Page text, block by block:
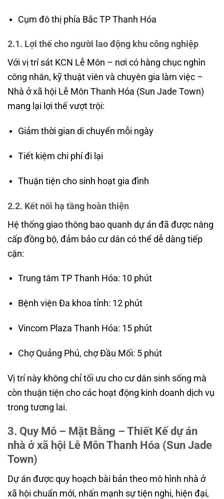
Cụm đô thị phía Bắc TP Thanh Hóa
2.1. Lợi thế cho người lao động khu công nghiệp
Với vị trí sát KCN Lễ Môn – nơi có hàng chục nghìn
công nhân, kỹ thuật viên và chuyên gia làm việc –
Nhà ở xã hội Lễ Môn Thanh Hóa (Sun Jade Town)
mang lại lợi thế vượt trội:
Giảm thời gian di chuyển mỗi ngày
Tiết kiệm chi phí đi lại
Thuận tiện cho sinh hoạt gia đình
2.2. Kết nối hạ tầng hoàn thiện
Hệ thống giao thông bao quanh dự án đã được nâng
cấp đồng bộ, đảm bảo cư dân có thể dễ dàng tiếp
cận:
Trung tâm TP Thanh Hóa: 10 phút
Bệnh viện Đa khoa tỉnh: 12 phút
Vincom Plaza Thanh Hóa: 15 phút
Chợ Quảng Phú, chợ Đầu Mối: 5 phút
Vị trí này không chỉ tối ưu cho cư dân sinh sống mà
còn thuận tiện cho các hoạt động kinh doanh dịch vụ
trong tương lai.
3. Quy Mô – Mặt Bằng – Thiết Kế dự án
nhà ở xã hội Lễ Môn Thanh Hóa (Sun Jade
Town)
Dự án được quy hoạch bài bản theo mô hình nhà ở
xã hội chuẩn mới, nhấn mạnh sự tiện nghi, hiện đại,